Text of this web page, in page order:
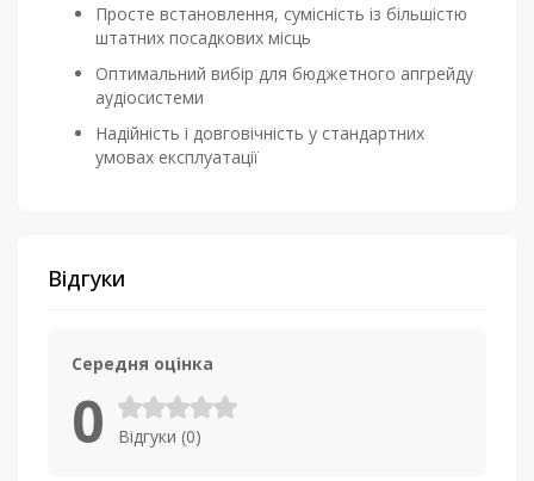
Просте встановлення, сумісність із більшістю
штатних посадкових місць
Оптимальний вибір для бюджетного апгрейду
аудіосистеми
Надійність і довговічність у стандартних
умовах експлуатації
Відгуки
Середня оцінка
0 Відгуки (0)